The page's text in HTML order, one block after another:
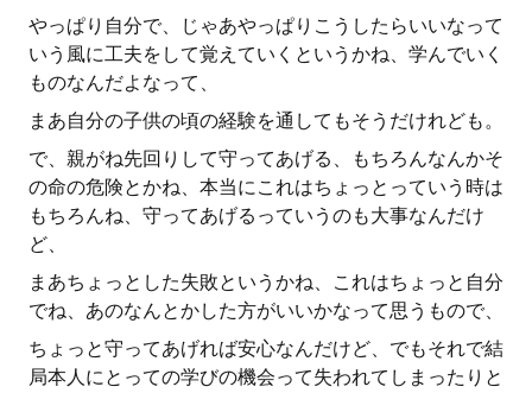
やっぱり自分で、じゃあやっぱりこうしたらいいなって
いう風に工夫をして覚えていくというかね、学んでいく
ものなんだよなって、
まあ自分の子供の頃の経験を通してもそうだけれども。
で、親がね先回りして守ってあげる、もちろんなんかそ
の命の危険とかね、本当にこれはちょっとっていう時は
もちろんね、守ってあげるっていうのも大事なんだけ
ど、
まあちょっとした失敗というかね、これはちょっと自分
でね、あのなんとかした方がいいかなって思うもので、
ちょっと守ってあげれば安心なんだけど、でもそれで結
局本人にとっての学びの機会って失われてしまったりと